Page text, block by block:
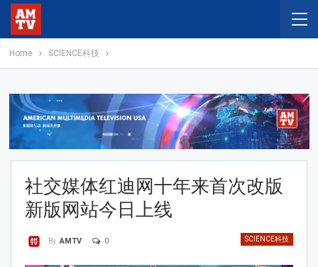
Home SCIENCE科技
社交媒体红迪网十年来首次改版
新版网站今日上线
SCIENCE科技
By AMTV 0